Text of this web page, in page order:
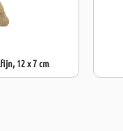
12 x 7 cm